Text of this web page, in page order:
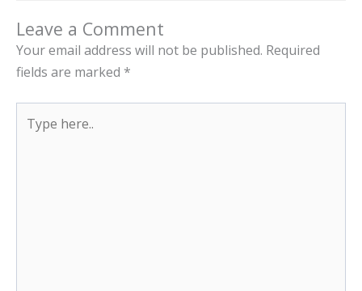
Leave a Comment
Your email address will not be published. Required
fields are marked *
here..